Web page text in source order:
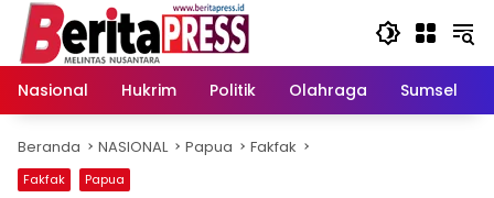
Langsung
konten
Nasional
Hukrim Politik Olahraga Sumsel
Beranda NASIONAL Papua Fakfak
Fakfak Papua